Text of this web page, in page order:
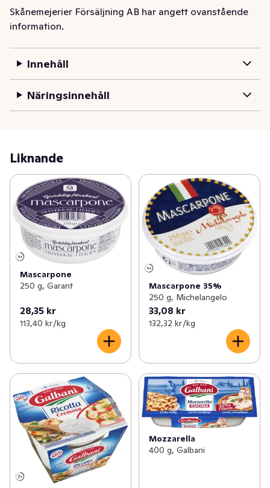
Mascarpone är en klassisk italiensk färskost. Galbanis
traditionella recept ger osten en oemotståndlig
desserter så som om tiramisu eller klassiska middagar
Skånemejerier Försäljning AB har angett ovanstående
information.
Innehåll
Näringsinnehåll
Liknande
Mascarpone
250 g, Garant
28,35 kr
113,40 kr /kg
Mascarpone 35%
250 g, Michelangelo
33,08 kr
132,32 kr /kg
Mozzarella
400 g, Galbani